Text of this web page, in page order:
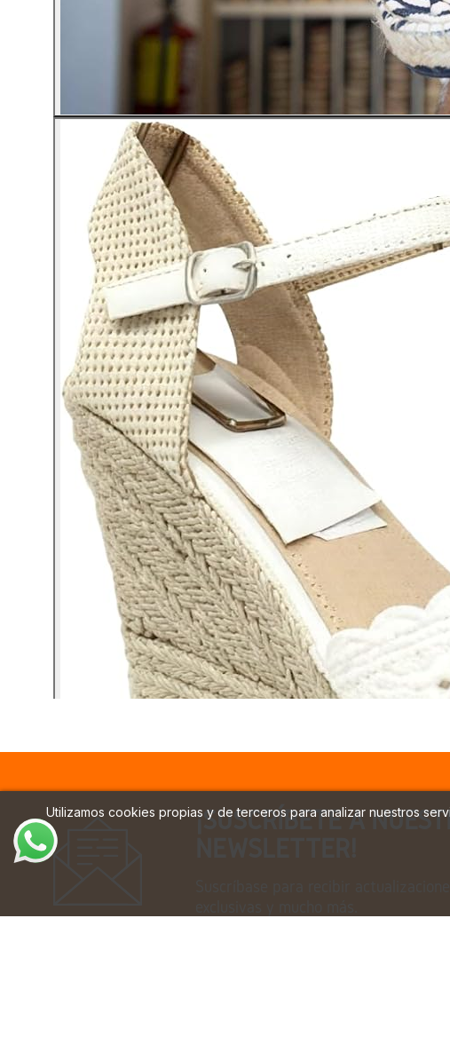
Utilizamos cookies propias y de terceros para analizar nuestros
¡SUSCRÍBETE A
Suscríbase para recibir